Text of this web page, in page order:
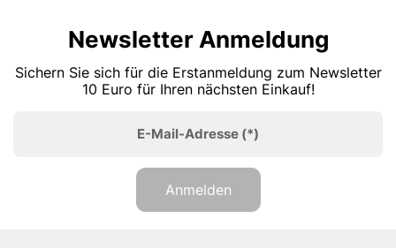
Newsletter Anmeldung
Sichern Sie sich für die Erstanmeldung zum Newsletter
10 Euro für Ihren nächsten Einkauf!
E-Mail-Adresse (*)
Anmelden